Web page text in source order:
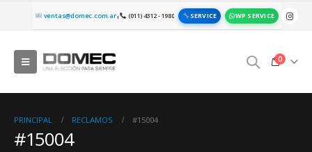
ventas@domec.com.ar| (011) 4312 - 1980 SERVICE WP SERVICE
0
PRINCIPAL RECLAMOS #15004
#15004